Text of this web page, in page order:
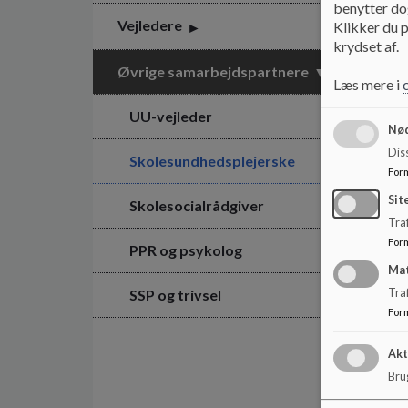
Vejledere
Øvrige samarbejdspartnere
UU-vejleder
Skolesundhedsplejerske
Skolesocialrådgiver
PPR og psykolog
SSP og trivsel
benytter
Klikker du
krydset af.
Læs mere i